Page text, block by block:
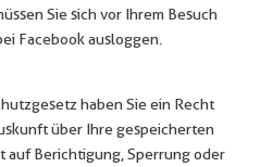
Sie sich vor Ihrem Besuch
Facebook ausloggen.
haben Sie ein Recht
über Ihre gespeicherten
auf Berichtigung, Sperrung oder